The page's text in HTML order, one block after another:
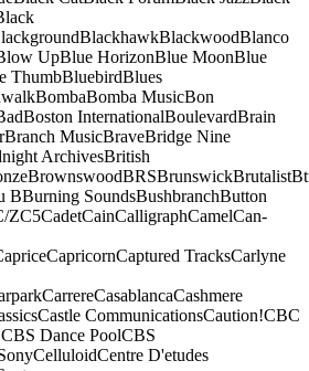
BlackhawkBlackwoodBlanco
UpBlue HorizonBlue MoonBlue
ThumbBluebirdBlues
BombaBomba MusicBon
Boston InternationalBoulevardBrain
Branch MusicBraveBridge Nine
ArchivesBritish
BrownswoodBRSBrunswickBrutalist
BBurning SoundsBushbranchButton
ZC5CadetCainCalligraphCamelCan-
CapricornCaptured TracksCarlyne
CarrereCasablancaCashmere
Castle CommunicationsCaution!CBC
CBS Dance PoolCBS
CelluloidCentre D'etudes